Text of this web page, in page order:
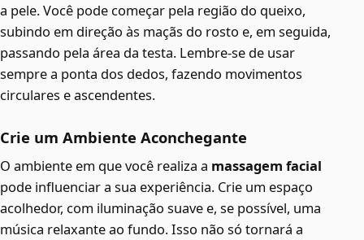
a pele. Você pode começar pela região do queixo,
subindo em direção às maçãs do rosto e, em seguida,
passando pela área da testa. Lembre-se de usar
sempre a ponta dos dedos, fazendo movimentos
circulares e ascendentes.
Crie um Ambiente Aconchegante
O ambiente em que você realiza a massagem facial
pode influenciar a sua experiência. Crie um espaço
acolhedor, com iluminação suave e, se possível, uma
música relaxante ao fundo. Isso não só tornará a